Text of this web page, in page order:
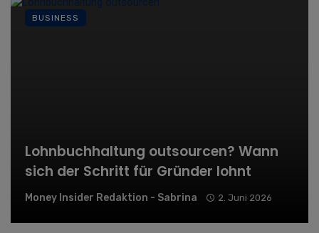
Lohnbuchhaltung outsourcen? Wann
sich der Schritt für Gründer lohnt
Money Insider Redaktion - Sabrina 2. Juni 2026
BUSINESS